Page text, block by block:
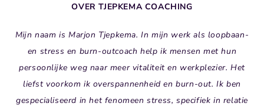
OVER TJEPKEMA COACHING
Mijn naam is Marjon Tjepkema. In mijn werk als loopbaan-
en stress en burn-outcoach help ik mensen met hun
persoonlijke weg naar meer vitaliteit en werkplezier. Het
liefst voorkom ik overspannenheid en burn-out. Ik ben
gespecialiseerd in het fenomeen stress, specifiek in relatie